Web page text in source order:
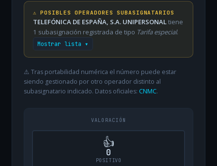
⚠️ POSIBLES OPERADORES SUBASIGNATARIOS
TELEFÓNICA DE ESPAÑA, S.A. UNIPERSONALtiene
1 subasignación registrada de tipo Tarifa especial.
Mostrar lista ▾
⚠️ Tras portabilidad numérica el número puede estar
siendo gestionado por otro operador distinto al
subasignatario indicado. Datos oficiales: CNMC.
VALORACIÓN
👍
0
POSITIVO